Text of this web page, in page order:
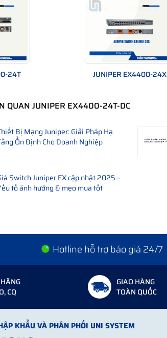
24T JUNIPER EX4400-24X
QUAN JUNIPER EX4400-24T-DC
Bị Mạng Juniper: Giải Pháp Hạ
Ổn Định Cho Doanh Nghiệp
Switch Juniper EX cập nhật 2025 –
tố ảnh hưởng & mẹo mua tốt
Hotline hỗ trợ báo giá 24/7
CQ
GIAO HÀNG
TOÀN QUỐC
KHẨU VÀ PHÂN PHỐI UNI SYSTEM